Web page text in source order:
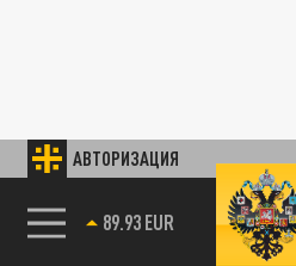
АВТОРИЗАЦИЯ
89.93 EUR